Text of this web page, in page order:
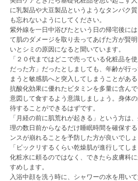
に乳製品や大豆製品というようなタンパク
も忘れないようにしてください。
紫外線を一日中浴びたという日の帰宅後に
て肌のダメージを取り去ってあげた方が賢
いとシミの原因になると聞いています。
「２０代まではどこで売っている化粧品を
だった方」だったとしましても、年齢が行
まうと敏感肌へと突入してしまうことがある
抗酸化効果に優れたビタミンを多量に含ん
意図して食するよう意識しましょう。身体
待することができるはずです。
「月経の前に肌荒れが起きる」という方は
理の数日前からなるだけ睡眠時間を確保す
ンスが崩れることを予防した方が良いでしょ
「ビックリするくらい乾燥肌が進行してし
化粧水に頼るのではなく、できたら皮膚科
すめします。
入浴中顔を洗う時に、シャワーの水を用い